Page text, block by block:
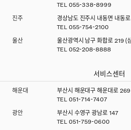
TEL 055-338-8999
진주
경상남도 진주시 내동면 내동
TEL 055-754-2100
울산
울산광역시 남구 화합로 219 (
TEL 052-208-8888
서비스센터
해운대
부산시 해운대구 해운대로 269
TEL 051-714-7407
광안
부산시 수영구 광남로 147
TEL 051-759-0600